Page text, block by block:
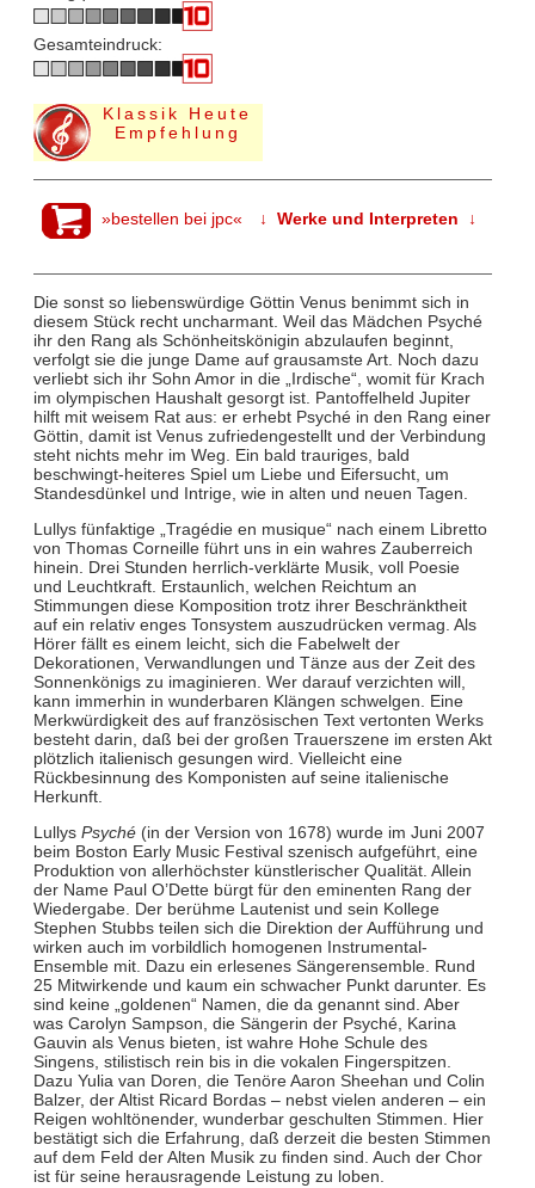
Gesamteindruck:
Klassik Heute
Empfehlung
»bestellen bei jpc« ↓ Werke und Interpreten ↓
Die sonst so liebenswürdige Göttin Venus benimmt sich in
diesem Stück recht uncharmant. Weil das Mädchen Psyché
ihr den Rang als Schönheitskönigin abzulaufen beginnt,
verfolgt sie die junge Dame auf grausamste Art. Noch dazu
verliebt sich ihr Sohn Amor in die „Irdische“, womit für Krach
im olympischen Haushalt gesorgt ist. Pantoffelheld Jupiter
hilft mit weisem Rat aus: er erhebt Psyché in den Rang einer
Göttin, damit ist Venus zufriedengestellt und der Verbindung
steht nichts mehr im Weg. Ein bald trauriges, bald
beschwingt-heiteres Spiel um Liebe und Eifersucht, um
Standesdünkel und Intrige, wie in alten und neuen Tagen.
Lullys fünfaktige „Tragédie en musique“ nach einem Libretto
von Thomas Corneille führt uns in ein wahres Zauberreich
hinein. Drei Stunden herrlich-verklärte Musik, voll Poesie
und Leuchtkraft. Erstaunlich, welchen Reichtum an
Stimmungen diese Komposition trotz ihrer Beschränktheit
auf ein relativ enges Tonsystem auszudrücken vermag. Als
Hörer fällt es einem leicht, sich die Fabelwelt der
Dekorationen, Verwandlungen und Tänze aus der Zeit des
Sonnenkönigs zu imaginieren. Wer darauf verzichten will,
kann immerhin in wunderbaren Klängen schwelgen. Eine
Merkwürdigkeit des auf französischen Text vertonten Werks
besteht darin, daß bei der großen Trauerszene im ersten Akt
plötzlich italienisch gesungen wird. Vielleicht eine
Rückbesinnung des Komponisten auf seine italienische
Herkunft.
Lullys Psyché(in der Version von 1678) wurde im Juni 2007
beim Boston Early Music Festival szenisch aufgeführt, eine
Produktion von allerhöchster künstlerischer Qualität. Allein
der Name Paul O’Dette bürgt für den eminenten Rang der
Wiedergabe. Der berühme Lautenist und sein Kollege
Stephen Stubbs teilen sich die Direktion der Aufführung und
wirken auch im vorbildlich homogenen Instrumental-
Ensemble mit. Dazu ein erlesenes Sängerensemble. Rund
25 Mitwirkende und kaum ein schwacher Punkt darunter. Es
sind keine „goldenen“ Namen, die da genannt sind. Aber
was Carolyn Sampson, die Sängerin der Psyché, Karina
Gauvin als Venus bieten, ist wahre Hohe Schule des
Singens, stilistisch rein bis in die vokalen Fingerspitzen.
Dazu Yulia van Doren, die Tenöre Aaron Sheehan und Colin
Balzer, der Altist Ricard Bordas – nebst vielen anderen – ein
Reigen wohltönender, wunderbar geschulten Stimmen. Hier
bestätigt sich die Erfahrung, daß derzeit die besten Stimmen
auf dem Feld der Alten Musik zu finden sind. Auch der Chor
ist für seine herausragende Leistung zu loben.